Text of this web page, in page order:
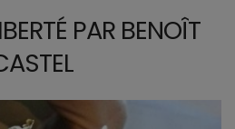
À PARIS
LIFESTYLE
PAR BENOÎT